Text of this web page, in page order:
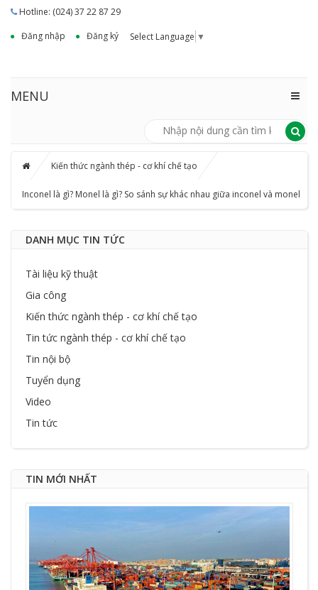
Hotline: (024) 37 22 87 29
Đăng nhập
Đăng ký Select Language ▼
MENU
Kiến thức ngành thép - cơ khí chế tạo
Inconel là gì? Monel là gì? So sánh sự khác nhau giữa inconel và monel
DANH MỤC TIN TỨC
Tài liệu kỹ thuật
Gia công
Kiến thức ngành thép - cơ khí chế tạo
Tin tức ngành thép - cơ khí chế tạo
Tin nội bộ
Tuyển dụng
Video
Tin tức
TIN MỚI NHẤT